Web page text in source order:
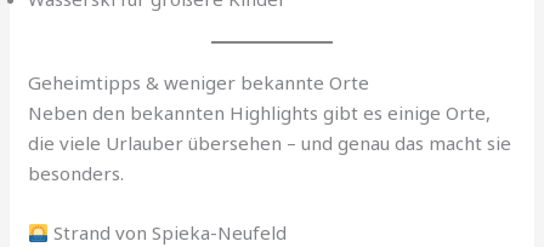
Geheimtipps & weniger bekannte Orte
Neben den bekannten Highlights gibt es einige Orte,
die viele Urlauber übersehen – und genau das macht sie
besonders.
Strand von Spieka-Neufeld